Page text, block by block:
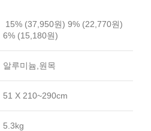
15% (37,950원) 9% (22,770원)
6% (15,180원)
알루미늄,원목
51 X 210~290cm
5.3kg